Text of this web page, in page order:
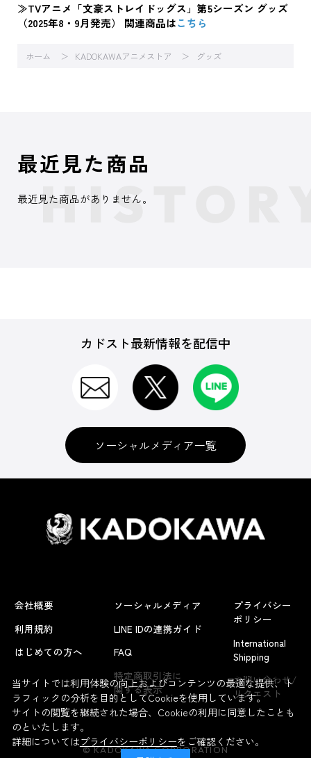
≫TVアニメ「文豪ストレイドッグス」第5シーズン グッズ
（2025年8・9月発売） 関連商品はこちら
ホーム KADOKAWAアニメストア グッズ
よくあるお問い合わせ
最近見た商品
最近見た商品がありません。
カドスト最新情報を配信中
ソーシャルメディア一覧
会社概要
利用規約
はじめての方へ
ソーシャルメディア
LINE IDの連携ガイド
FAQ
特定商取引法に
関する表示
プライバシー
ポリシー
International
Shipping
お問い合わせ/
リクエスト
© KADOKAWA CORPORATION
当サイトでは利用体験の向上およびコンテンツの最適な提供、ト
ラフィックの分析を目的としてCookieを使用しています。
サイトの閲覧を継続された場合、Cookieの利用に同意したことも
のといたします。
詳細についてはプライバシーポリシーをご確認ください。